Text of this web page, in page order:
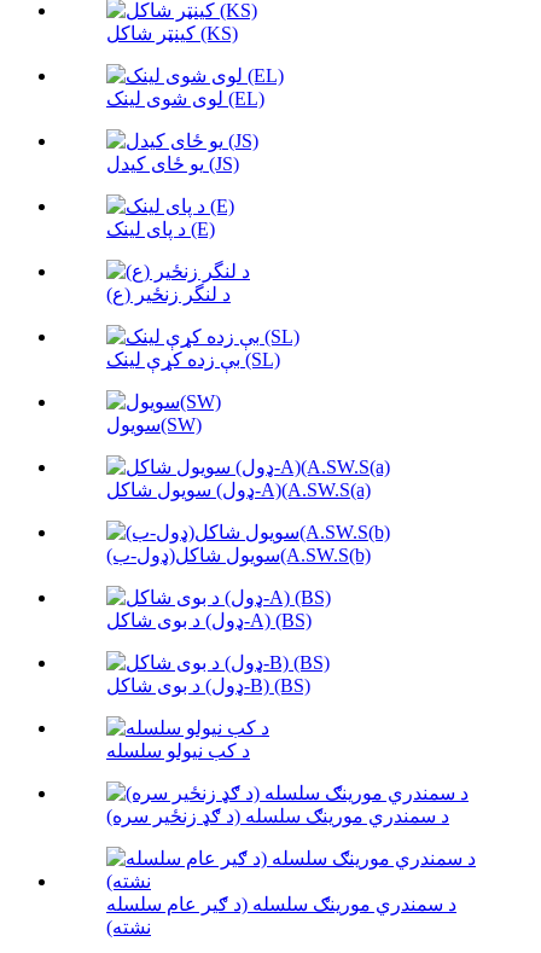
کینټر شاکل (KS)
لوی شوی لینک (EL)
یو ځای کیدل (JS)
د پای لینک (E)
د لنگر زنځیر (ع)
بې زده کړې لینک (SL)
سویول(SW)
سویول شاکل (ډول-A)(A.SW.S(a)
سویول شاکل(ډول-ب)(A.SW.S(b)
د بوی شاکل (ډول-A) (BS)
د بوی شاکل (ډول-B) (BS)
د کب نیولو سلسله
د سمندري مورینګ سلسله (د ګډ زنځیر سره)
د سمندري مورینګ سلسله (د ګیر عام سلسله
نشته)